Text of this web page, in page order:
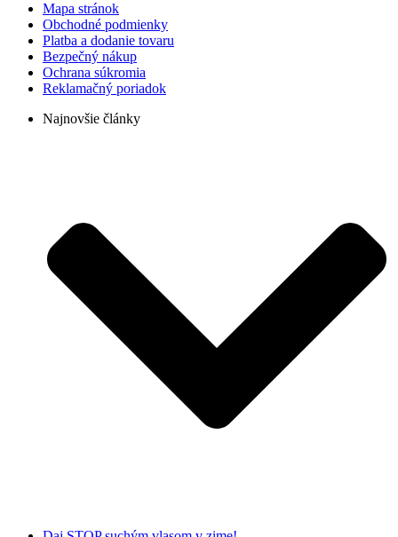
Mapa stránok
Obchodné podmienky
Platba a dodanie tovaru
Bezpečný nákup
Ochrana súkromia
Reklamačný poriadok
Najnovšie články